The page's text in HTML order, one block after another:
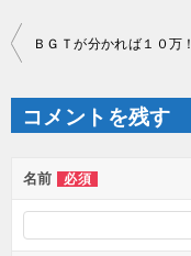
投
稿
ナ
ゲ
ー
シ
ン
ＢＧＴが分かれば１０万！
コメントを残す
名前 必須